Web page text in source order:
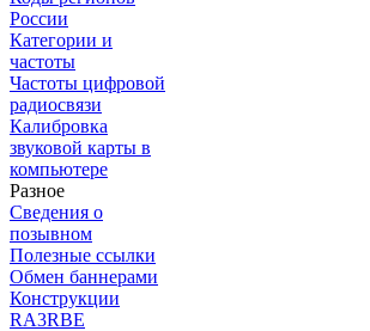
России
Категории и
частоты
Частоты цифровой
радиосвязи
Калибровка
звуковой карты в
компьютере
Разное
Сведения о
позывном
Полезные ссылки
Обмен баннерами
Конструкции
RA3RBE